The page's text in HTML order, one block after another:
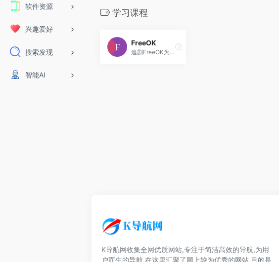
软件资源
兴趣爱好
搜索发现
智能AI
学习课程
FreeOK
追剧FreeOK为您提供2023最新电视剧、最新电影、动漫番剧、学习课程，蓝光视频免费在线观看服务，无广告不卡，每天第一时间更新！
K导航网收集全网优质网站,专注于简洁高效的导航,为用
户而生的导航,在这里汇聚了网上较为优秀的网站,目的是